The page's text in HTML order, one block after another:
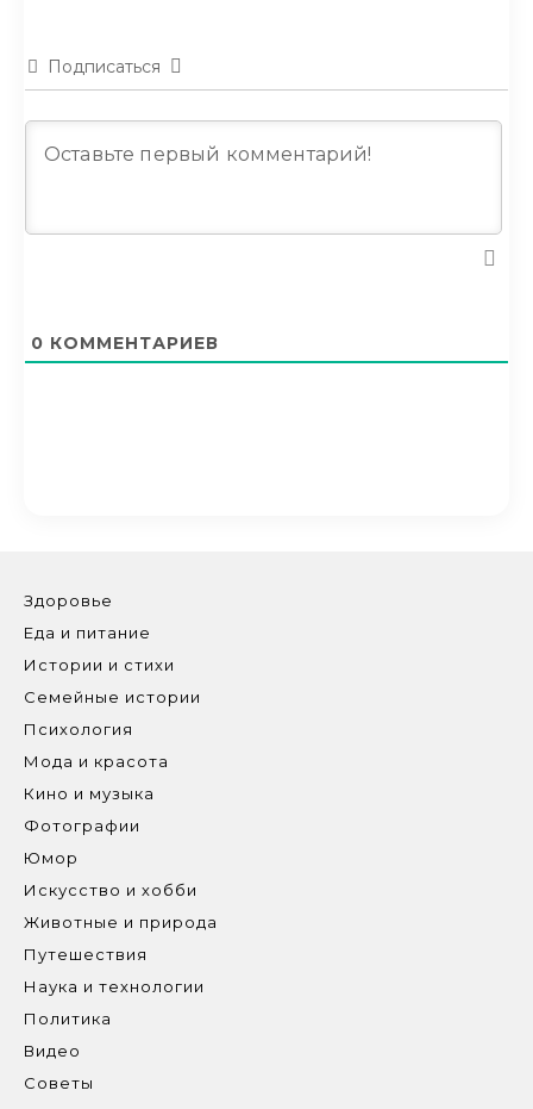
Подписаться
0 КОММЕНТАРИЕВ
Здоровье
Еда и питание
Истории и стихи
Семейные истории
Психология
Мода и красота
Кино и музыка
Фотографии
Юмор
Искусство и хобби
Животные и природа
Путешествия
Наука и технологии
Политика
Видео
Советы